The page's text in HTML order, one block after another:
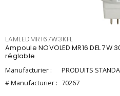
LAMLEDMR167W3KFL
Ampoule NOVOLED MR16 DEL 7W
réglable
Manufacturier :
PRODUITS
# Manufacturier : 70267